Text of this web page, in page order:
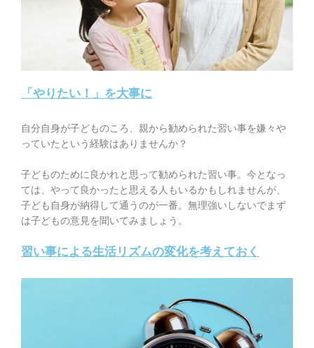
「やりたい！」を大事に
自分自身が子どものころ、親から勧められた習い事を嫌々や
っていたという経験はありませんか？
子どものために良かれと思って勧められた習い事。今となっ
ては、やって良かったと思える人もいるかもしれませんが、
子ども自身が納得して通うのが一番。無理強いしないでまず
は子どもの意見を聞いてみましょう。
習い事による生活リズムの変化を考えておく